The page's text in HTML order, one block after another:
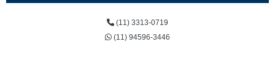
(11) 3313-0719
(11) 94596-3446